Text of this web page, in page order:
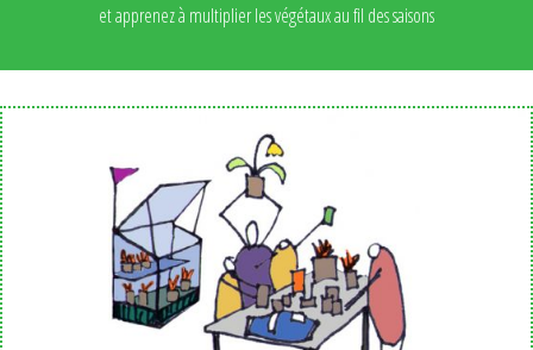
et apprenez à multiplier les végétaux au fil des saisons